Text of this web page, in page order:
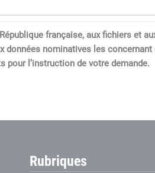
française, aux fichiers et
données nominatives les
l’instruction de votre demande.
Rubriques